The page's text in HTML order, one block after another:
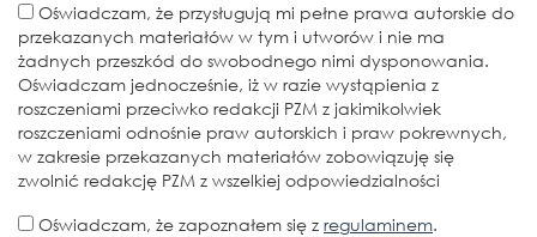
Oświadczam, że przysługują mi pełne prawa autorskie do
przekazanych materiałów w tym i utworów i nie ma
żadnych przeszkód do swobodnego nimi dysponowania.
Oświadczam jednocześnie, iż w razie wystąpienia z
roszczeniami przeciwko redakcji PZM z jakimikolwiek
roszczeniami odnośnie praw autorskich i praw pokrewnych,
w zakresie przekazanych materiałów zobowiązuję się
zwolnić redakcję PZM z wszelkiej odpowiedzialności
Oświadczam, że zapoznałem się z regulaminem.